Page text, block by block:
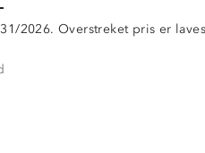
2026. Overstreket pris er